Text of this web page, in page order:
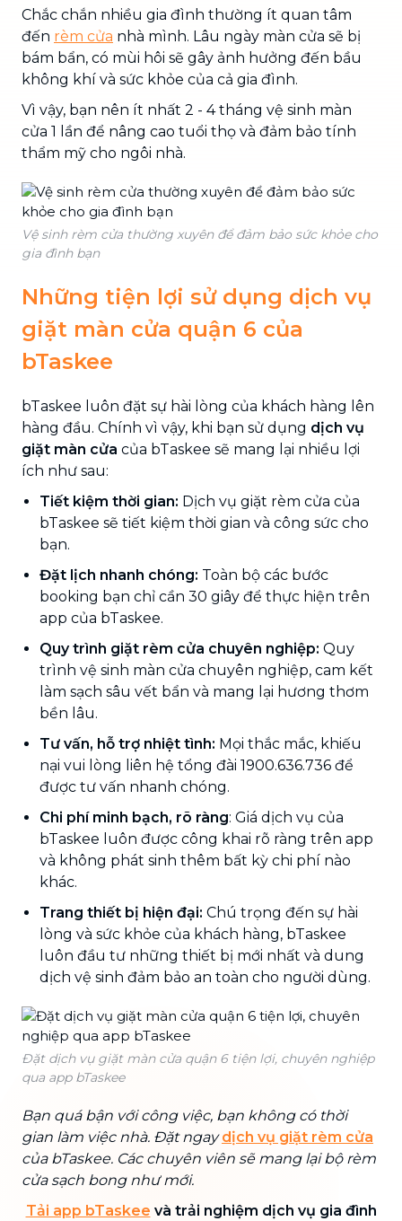
Chắc chắn nhiều gia đình thường ít quan tâm
đến rèm cửa nhà mình. Lâu ngày màn cửa sẽ bị
bám bẩn, có mùi hôi sẽ gây ảnh hưởng đến bầu
không khí và sức khỏe của cả gia đình.
Vì vậy, bạn nên ít nhất 2 - 4 tháng vệ sinh màn
cửa 1 lần để nâng cao tuổi thọ và đảm bảo tính
thẩm mỹ cho ngôi nhà.
Vệ sinh rèm cửa thường xuyên để đảm bảo sức khỏe cho
gia đình bạn
Những tiện lợi sử dụng dịch vụ
giặt màn cửa quận 6 của
bTaskee
bTaskee luôn đặt sự hài lòng của khách hàng lên
hàng đầu. Chính vì vậy, khi bạn sử dụng dịch vụ
giặt màn cửa của bTaskee sẽ mang lại nhiều lợi
ích như sau:
Tiết kiệm thời gian: Dịch vụ giặt rèm cửa của
bTaskee sẽ tiết kiệm thời gian và công sức cho
bạn.
Đặt lịch nhanh chóng: Toàn bộ các bước
booking bạn chỉ cần 30 giây để thực hiện trên
app của bTaskee.
Quy trình giặt rèm cửa chuyên nghiệp: Quy
trình vệ sinh màn cửa chuyên nghiệp, cam kết
làm sạch sâu vết bẩn và mang lại hương thơm
bền lâu.
Tư vấn, hỗ trợ nhiệt tình: Mọi thắc mắc, khiếu
nại vui lòng liên hệ tổng đài 1900.636.736 để
được tư vấn nhanh chóng.
Chi phí minh bạch, rõ ràng: Giá dịch vụ của
bTaskee luôn được công khai rõ ràng trên app
và không phát sinh thêm bất kỳ chi phí nào
khác.
Trang thiết bị hiện đại: Chú trọng đến sự hài
lòng và sức khỏe của khách hàng, bTaskee
luôn đầu tư những thiết bị mới nhất và dung
dịch vệ sinh đảm bảo an toàn cho người dùng.
Đặt dịch vụ giặt màn cửa quận 6 tiện lợi, chuyên nghiệp
qua app bTaskee
Bạn quá bận với công việc, bạn không có thời
gian làm việc nhà. Đặt ngaydịch vụ giặt rèm cửa
của bTaskee. Các chuyên viên sẽ mang lại bộ rèm
cửa sạch bong như mới.
Tải app bTaskee và trải nghiệm dịch vụ gia đình